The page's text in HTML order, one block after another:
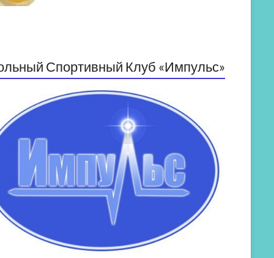
Спортивный Клуб «Импульс»